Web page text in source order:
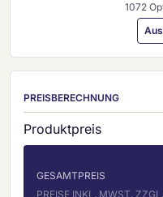
1072
PREISBERECHNUNG
Produktpreis
GESAMTPREIS
PREISE INKL. MWST.